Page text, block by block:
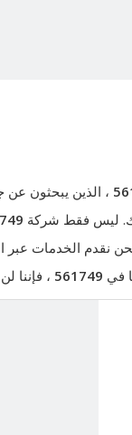
، الذين يبحثون عن
ليس فقط شركة
نقدم الخدمات
في 561749 ، فإننا